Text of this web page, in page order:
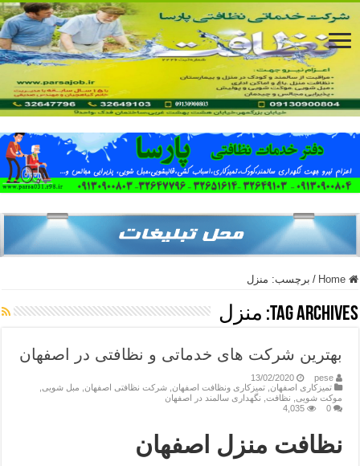
Home
/ برچسب: منزل
Tag Archives: منزل
بهترین شرکت های خدماتی و نظافتی در اصفهان
pese
13/02/2020
تمیزکاری اصفهان تمیزکاری ونظافت اصفهان شرکت نظافتی اصفهان مبل شویی
موکت شویی
نظافت, نگهداری سالمند در اصفهان
0
4,035
نظافت منزل اصفهان